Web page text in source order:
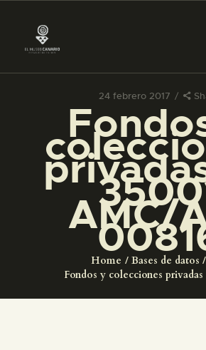
24 febrero 2017
AMC/
Home Bases de datos
Fondos y colecciones privadas
PREPARAR LA
ACTIVIDADES
█
EL MUSEO